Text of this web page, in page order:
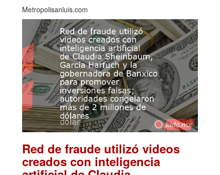
Metropolisanluis.com
Red de fraude utilizó videos
creados con inteligencia